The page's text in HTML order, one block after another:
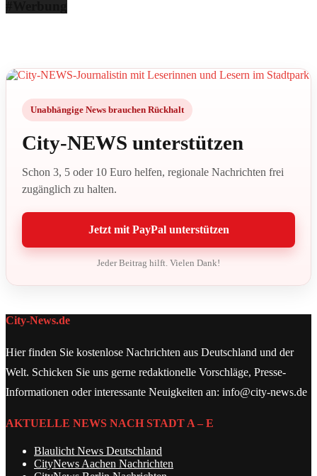
Unabhängige News brauchen Rückhalt
City-NEWS unterstützen
Schon 3, 5 oder 10 Euro helfen, regionale Nachrichten frei
zugänglich zu halten.
Jetzt mit PayPal unterstützen
Jeder Beitrag hilft. Vielen Dank!
City-News.de
Hier finden Sie kostenlose Nachrichten aus Deutschland und der
Welt. Schicken Sie uns gerne redaktionelle Vorschläge, Presse-
Informationen oder interessante Neuigkeiten an: info@city-news.de
AKTUELLE NEWS NACH STADT A – E
Blaulicht News Deutschland
CityNews Aachen Nachrichten